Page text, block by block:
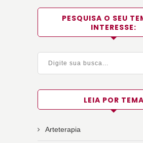
PESQUISA O SEU
INTERESSE:
LEIA POR TEMA
Arteterapia